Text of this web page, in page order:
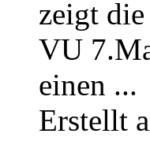
zeigt
VU
einen ...
Erstellt